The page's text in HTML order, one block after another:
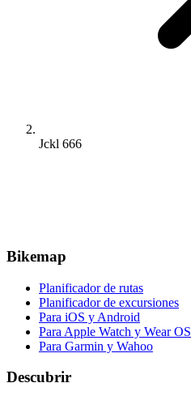
Jckl 666
Bikemap
Planificador de rutas
Planificador de excursiones
Para iOS y Android
Para Apple Watch y Wear OS
Para Garmin y Wahoo
Descubrir